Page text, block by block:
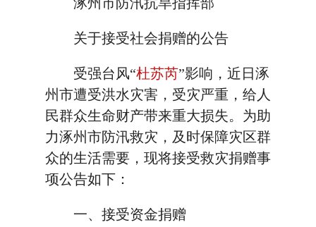
关于接受社会捐赠的公告
受强台风“杜苏芮”影响，近日涿
州市遭受洪水灾害，受灾严重，给人
民群众生命财产带来重大损失。为助
力涿州市防汛救灾，及时保障灾区群
众的生活需要，现将接受救灾捐赠事
项公告如下：
一、接受资金捐赠